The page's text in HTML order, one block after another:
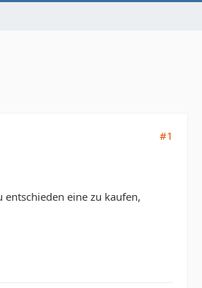
#1
eine zu kaufen,